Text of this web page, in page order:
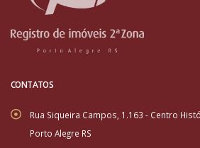
CONTATOS
Rua Siqueira Campos, 1.163 - Centro
Porto Alegre RS